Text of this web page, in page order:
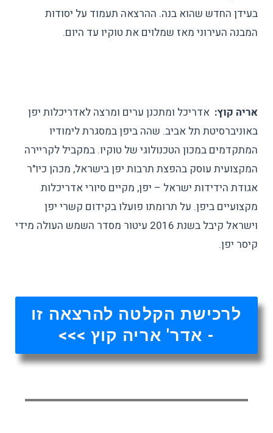
בעידן החדש שהוא בנה. ההרצאה תעמוד על יסודות
המבנה העירוני מאז שמלוים את טוקיו עד היום.
אריה קוץ: אדריכל ומתכנן ערים ומרצה לאדריכלות יפן
באוניברסיטת תל אביב. שהה ביפן במסגרת לימודיו
המתקדמים במכון הטכנולוגי של טוקיו. במקביל לקריירה
המקצועית עוסק בהפצת תרבות יפן בישראל, מכהן כיו"ר
אגודת הידידות ישראל – יפן, מקיים סיורי אדריכלות
מקצועיים ביפן. על תרומתו פועלו בקידום קשרי יפן
וישראל קיבל בשנת 2016 עיטור מסדר השמש העולה מידי
קיסר יפן.
לרכישת הקלטה להרצאה זו
- אדר' אריה קוץ >>>